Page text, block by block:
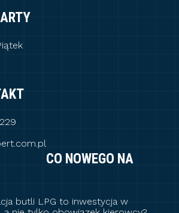
CO NOWEGO NA
butli LPG to inwestycja w